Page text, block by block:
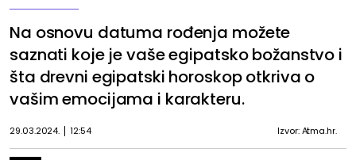
Na osnovu datuma rođenja možete
saznati koje je vaše egipatsko božanstvo i
šta drevni egipatski horoskop otkriva o
vašim emocijama i karakteru.
29.03.2024. 12:54 Izvor: Atma.hr.